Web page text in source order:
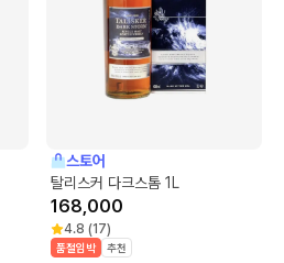
스토어
탈리스커 다크스톰 1L
168,000
4.8 (17)
품절임박 추천